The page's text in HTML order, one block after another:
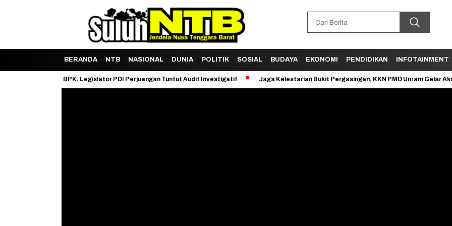
BERANDA NTB NASIONAL DUNIA POLITIK SOSIAL BUDAYA EKONOMI PENDIDIKAN INFOTAINMENT
LHP BPK, Legislator PDI Perjuangan Tuntut Audit Investigatif Jaga Kelestarian Bukit Pergasingan, KKN PMD Unram Gelar Aksi Clean Up